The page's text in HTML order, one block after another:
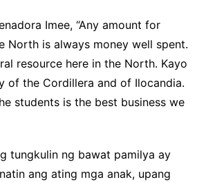
Imee, “Any amount for
North is always money well spent.
resource here in the North. Kayo
of the Cordillera and of Ilocandia.
students is the best business we
tungkulin ng bawat pamilya ay
ang ating mga anak, upang